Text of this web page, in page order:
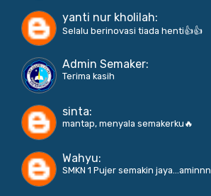
yanti nur kholilah:
Selalu berinovasi tiada henti👍👍
Admin Semaker:
Terima kasih
sinta:
mantap, menyala semakerku🔥
Wahyu:
SMKN 1 Pujer semakin jaya...aminnn